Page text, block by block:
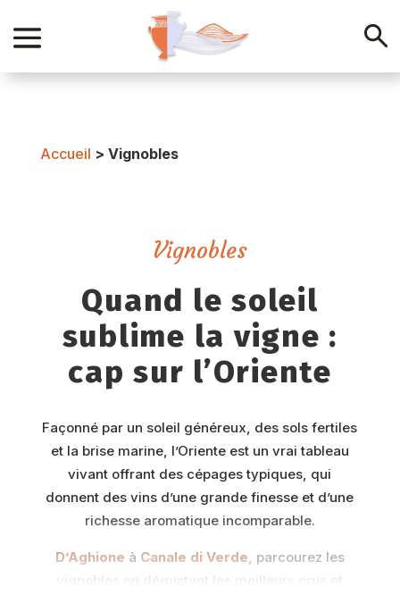
Accueil > Vignobles
Vignobles
Quand le soleil
sublime la vigne :
cap sur l’Oriente
Façonné par un soleil généreux, des sols fertiles
et la brise marine, l’Oriente est un vrai tableau
vivant offrant des cépages typiques, qui
donnent des vins d’une grande finesse et d’une
richesse aromatique incomparable.
D’Aghione à Canale di Verde, parcourez les
vignobles en dégustant les meilleurs crus et